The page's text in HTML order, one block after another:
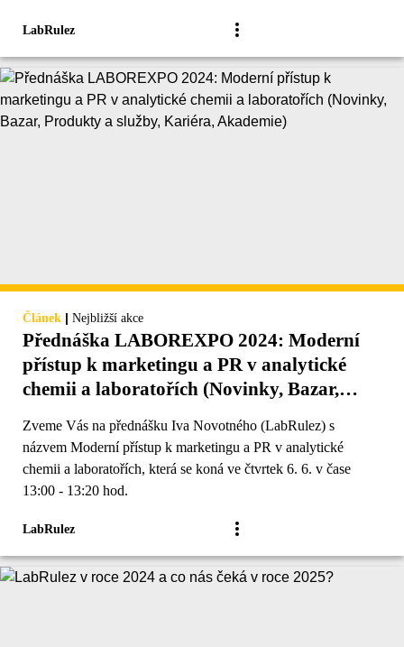
LabRulez
Článek | Nejbližší akce
Přednáška LABOREXPO 2024: Moderní
přístup k marketingu a PR v analytické
chemii a laboratořích (Novinky, Bazar,
Zveme Vás na přednášku Iva Novotného (LabRulez) s
názvem Moderní přístup k marketingu a PR v analytické
chemii a laboratořích, která se koná ve čtvrtek 6. 6. v čase
13:00 - 13:20 hod.
LabRulez